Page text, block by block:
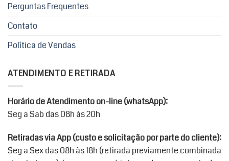
Perguntas Frequentes
Contato
Política de Vendas
ATENDIMENTO E RETIRADA
Horário de Atendimento on-line (whatsApp):
Seg a Sab das 08h às 20h
Retiradas via App (custo e solicitação por parte do cliente):
Seg a Sex das 08h às 18h (retirada previamente combinada